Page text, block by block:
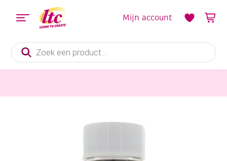
Producten
zoeken
Mijn account